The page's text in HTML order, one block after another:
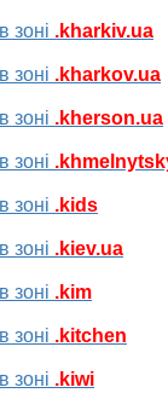
зоні .kharkiv.ua
зоні .kharkov.ua
зоні .kherson.ua
зоні
зоні .kids
зоні .kiev.ua
зоні .kim
зоні .kitchen
зоні .kiwi